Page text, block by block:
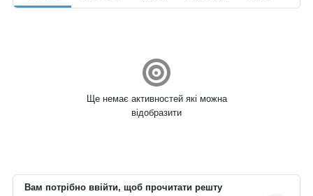
Ще немає активностей які можна
відобразити
Вам потрібно ввійти, щоб прочитати решту